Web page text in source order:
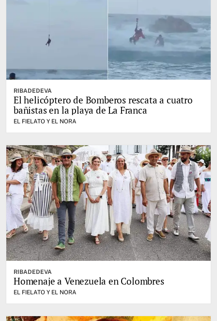
RIBADEDEVA
El helicóptero de Bomberos rescata a cuatro
bañistas en la playa de La Franca
EL FIELATO Y EL NORA
RIBADEDEVA
Homenaje a Venezuela en Colombres
EL FIELATO Y EL NORA